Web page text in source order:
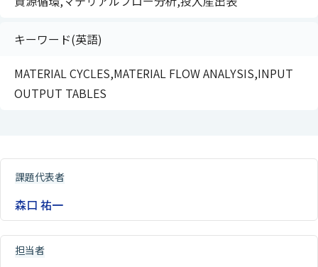
キーワード(英語)
MATERIAL CYCLES,MATERIAL FLOW ANALYSIS,INPUT
OUTPUT TABLES
課題代表者
森口 祐一
担当者